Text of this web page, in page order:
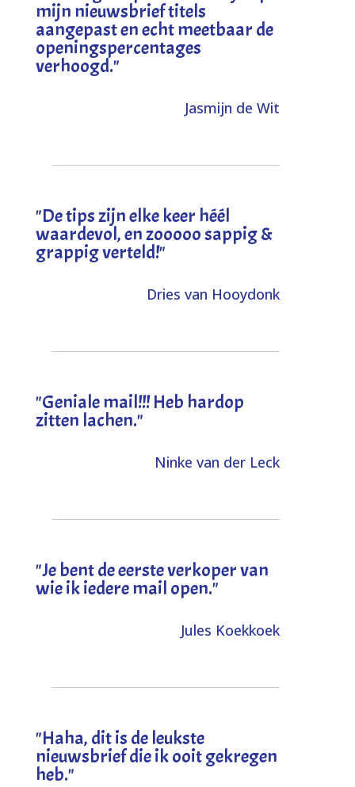
mijn nieuwsbrief titels
aangepast en echt meetbaar de
openingspercentages
verhoogd."
Jasmijn de Wit
"De tips zijn elke keer héél
waardevol, en zooooo sappig &
grappig verteld!"
Dries van Hooydonk
"Geniale mail!!! Heb hardop
zitten lachen."
Ninke van der Leck
"Je bent de eerste verkoper van
wie ik iedere mail open."
Jules Koekkoek
"Haha, dit is de leukste
nieuwsbrief die ik ooit gekregen
heb."